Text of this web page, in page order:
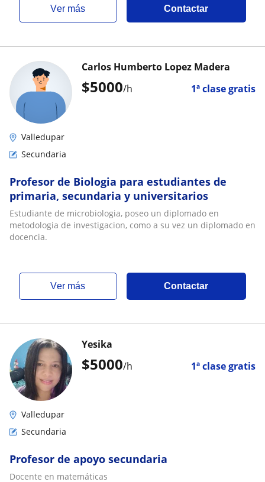
ver más Contactar
$5000/h 1ª clase gratis
Carlos Humberto Lopez Madera
Valledupar
Secundaria
Profesor de Biologia para estudiantes de
primaria, secundaria y universitarios
Estudiante de microbiologia, poseo un diplomado en
metodologia de investigacion, como a su vez un diplomado en
docencia.
ver más Contactar
$5000/h 1ª clase gratis
Yesika
Valledupar
Secundaria
Profesor de apoyo secundaria
Docente en matemáticas